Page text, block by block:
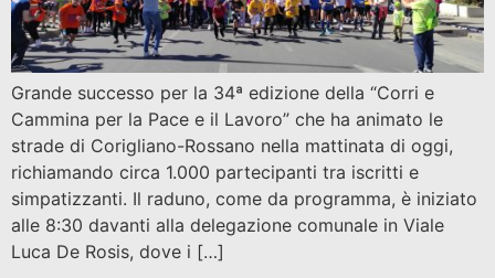
Grande successo per la 34ª edizione della “Corri e
Cammina per la Pace e il Lavoro” che ha animato le
strade di Corigliano-Rossano nella mattinata di oggi,
richiamando circa 1.000 partecipanti tra iscritti e
simpatizzanti. Il raduno, come da programma, è iniziato
alle 8:30 davanti alla delegazione comunale in Viale
Luca De Rosis, dove i […]